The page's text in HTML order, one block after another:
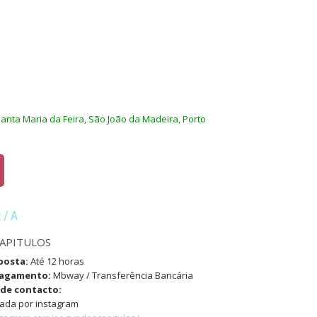
Maria da Feira, São João da Madeira, Porto
A
Até 12 horas
Mbway / Transferência Bancária
contacto:
por instagram